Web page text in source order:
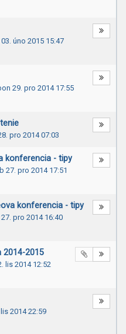
úno 2015 15:47
29. pro 2014 17:55
pro 2014 07:03
konferencia - tipy
27. pro 2014 17:51
konferencia - tipy
pro 2014 16:40
2014-2015
lis 2014 12:52
2014 22:59